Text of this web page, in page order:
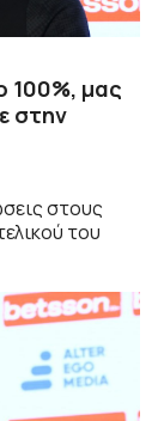
μας
στην
στους
του